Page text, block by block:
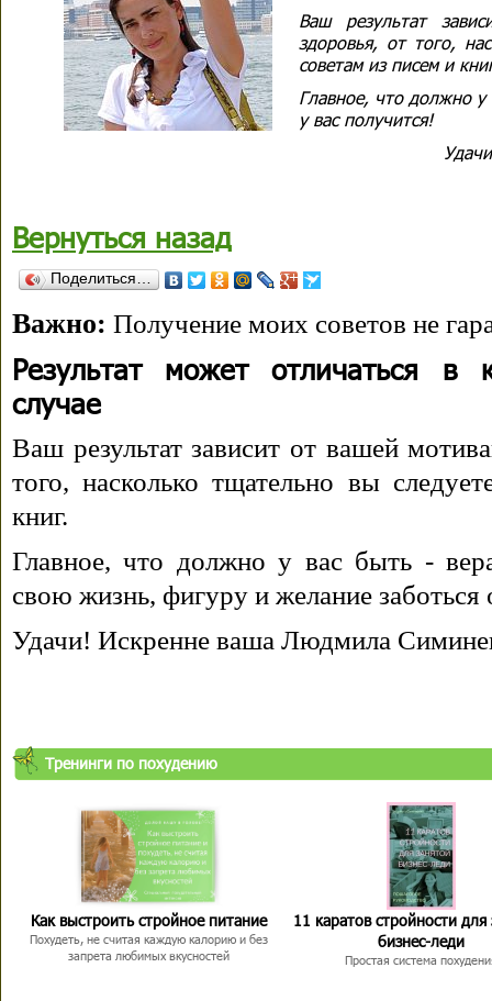
Ваш результат
здоровья, от того,
советам из писем и
Главное, что должно у
у вас получится!
Вернуться назад
Поделиться…
Важно: Получение моих советов не
Результат может отличаться в
случае
Ваш результат зависит от вашей
того, насколько тщательно вы
книг.
Главное, что должно у вас быть -
свою жизнь, фигуру и желание заботься
Удачи! Искренне ваша Людмила
Тренинги по похудению
Как выстроить стройное питание
Похудеть, не считая каждую калорию и без
запрета любимых вкусностей
11 каратов стройности для
бизнес-леди
Простая система